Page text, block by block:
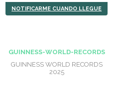
NOTIFICARME CUANDO LLEGUE
GUINNESS-WORLD-RECORDS
GUINNESS WORLD RECORDS
2025